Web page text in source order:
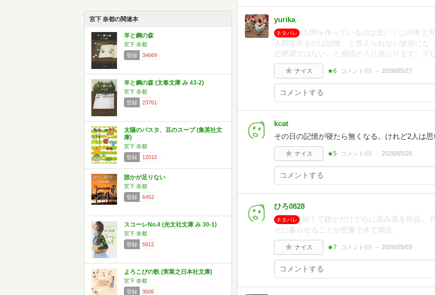
宮下 奈都の関連本
羊と鋼の森
宮下 奈都
登録
34669
羊と鋼の森 (文春文庫 み 43-2)
宮下 奈都
登録
23761
太陽のパスタ、豆のスープ (集英社文
庫)
宮下 奈都
登録
12015
誰かが足りない
宮下 奈都
登録
6452
スコーレNo.4 (光文社文庫 み 30-1)
宮下 奈都
登録
5912
よろこびの歌 (実業之日本社文庫)
宮下 奈都
登録
3606
yurika
ネタバレ
人間を作っているのは思い！この考え
人間を作るのは記憶、と答えられない状況にな
ど絶望ではない…と感情が入り混じります。デ
ナイス ★6 コメント(0) 2026/05/27
kcat
その日の記憶が寝たら無くなる。けれど2人は思
ナイス ★5 コメント(0) 2026/05/26
ひろ0828
ネタバレ
短くて静かだけど心に染み渡る作品。
せに暮らせることが想像できて満足。
ナイス ★7 コメント(0) 2026/05/03